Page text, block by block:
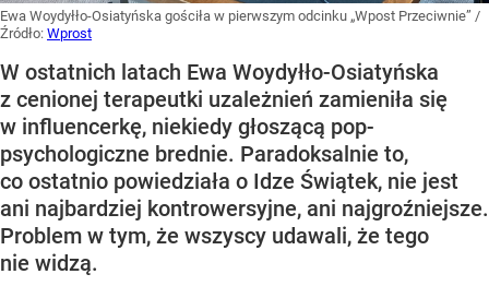
Ewa Woydyłło-Osiatyńska gościła w pierwszym odcinku „Wpost Przeciwnie” /
Źródło: Wprost
W ostatnich latach Ewa Woydyłło-Osiatyńska
z cenionej terapeutki uzależnień zamieniła się
w influencerkę, niekiedy głoszącą pop-
psychologiczne brednie. Paradoksalnie to,
co ostatnio powiedziała o Idze Świątek, nie jest
ani najbardziej kontrowersyjne, ani najgroźniejsze.
Problem w tym, że wszyscy udawali, że tego
nie widzą.